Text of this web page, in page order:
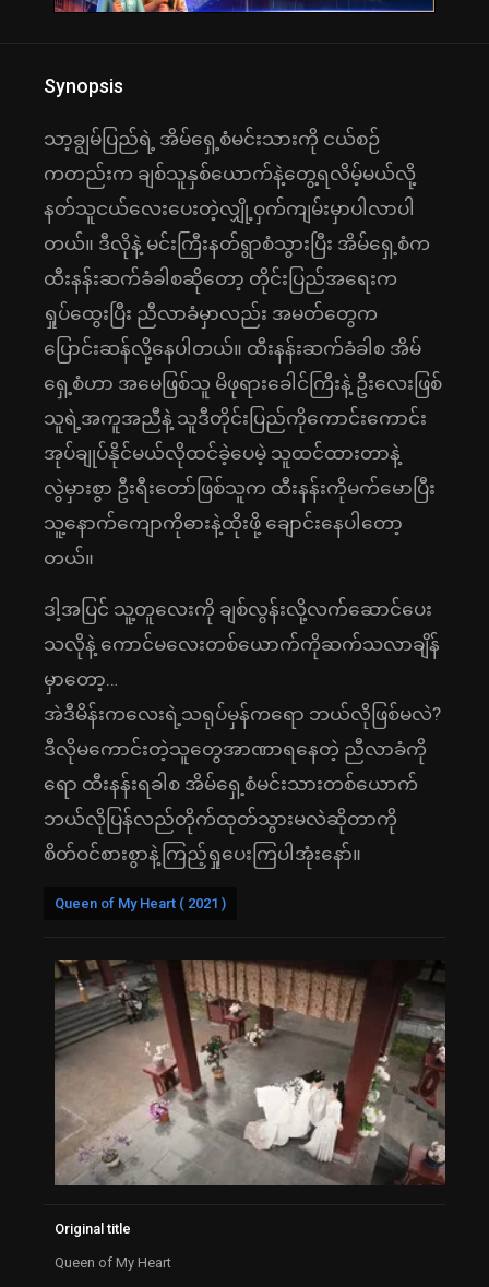
Synopsis
သာ့ချွမ်ပြည်ရဲ့ အိမ်ရှေ့စံမင်းသားကို ငယ်စဉ်
ကတည်းက ချစ်သူနှစ်ယောက်နဲ့တွေ့ရလိမ့်မယ်လို့
နတ်သူငယ်လေးပေးတဲ့လျှို့ဝှက်ကျမ်းမှာပါလာပါ
တယ်။ ဒီလိုနဲ့ မင်းကြီးနတ်ရွာစံသွားပြီး အိမ်‌ရှေ့စံက
ထီးနန်းဆက်ခံခါစဆိုတော့ တိုင်းပြည်အရေးက
ရှုပ်ထွေးပြီး ညီလာခံမှာလည်း အမတ်တွေက
ပြောင်းဆန်လို့နေပါတယ်။ ထီးနန်းဆက်ခံခါစ အိမ်
ရှေ့စံဟာ အမေဖြစ်သူ မိဖုရားခေါင်ကြီးနဲ့ ဦးလေးဖြစ်
သူရဲ့အကူအညီနဲ့ သူဒီတိုင်းပြည်ကိုကောင်းကောင်း
အုပ်ချုပ်နိုင်မယ်လိုထင်ခဲ့ပေမဲ့ သူထင်ထားတာနဲ့
လွဲမှားစွာ ဦးရီးတော်ဖြစ်သူက ထီးနန်းကိုမက်မောပြီး
သူ့နောက်ကျောကိုဓားနဲ့ထိုးဖို့ ချောင်းနေပါတော့
တယ်။
ဒါ့အပြင် သူ့တူလေးကို ချစ်လွန်းလို့လက်ဆောင်ပေး
သလိုနဲ့ ကောင်မလေးတစ်ယောက်ကိုဆက်သလာချိန်
မှာတော့…
အဲဒီမိန်းကလေးရဲ့သရုပ်မှန်ကရော ဘယ်လိုဖြစ်မလဲ?
ဒီလိုမကောင်းတဲ့သူတွေအာဏာရနေတဲ့ ညီလာခံကို
ရော ထီးနန်းရခါစ အိမ်ရှေ့စံမင်းသားတစ်ယောက်
ဘယ်လိုပြန်လည်တိုက်ထုတ်သွားမလဲဆိုတာကို
စိတ်ဝင်စားစွာနဲ့ကြည့်ရှုပေးကြပါအုံးနော်။
Queen of My Heart ( 2021 )
Original title
Queen of My Heart